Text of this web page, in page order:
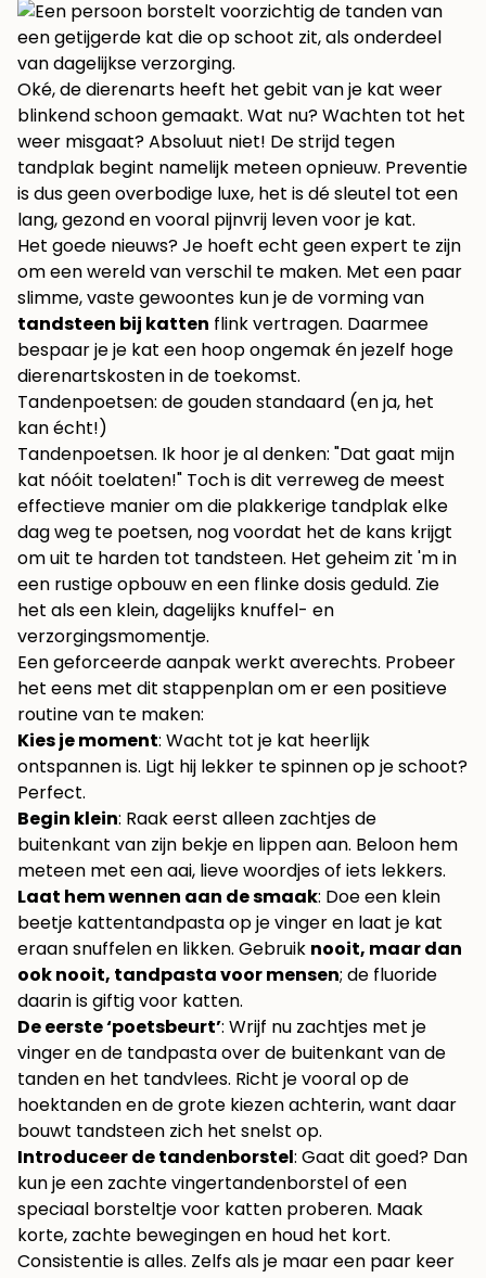
Oké, de dierenarts heeft het gebit van je kat weer
blinkend schoon gemaakt. Wat nu? Wachten tot het
weer misgaat? Absoluut niet! De strijd tegen
tandplak begint namelijk meteen opnieuw. Preventie
is dus geen overbodige luxe, het is dé sleutel tot een
lang, gezond en vooral pijnvrij leven voor je kat.
Het goede nieuws? Je hoeft echt geen expert te zijn
om een wereld van verschil te maken. Met een paar
slimme, vaste gewoontes kun je de vorming van
tandsteen bij katten flink vertragen. Daarmee
bespaar je je kat een hoop ongemak én jezelf hoge
dierenartskosten in de toekomst.
Tandenpoetsen: de gouden standaard (en ja, het
kan écht!)
Tandenpoetsen. Ik hoor je al denken: "Dat gaat mijn
kat nóóit toelaten!" Toch is dit verreweg de meest
effectieve manier om die plakkerige tandplak elke
dag weg te poetsen, nog voordat het de kans krijgt
om uit te harden tot tandsteen. Het geheim zit 'm in
een rustige opbouw en een flinke dosis geduld. Zie
het als een klein, dagelijks knuffel- en
verzorgingsmomentje.
Een geforceerde aanpak werkt averechts. Probeer
het eens met dit stappenplan om er een positieve
routine van te maken:
Kies je moment: Wacht tot je kat heerlijk
ontspannen is. Ligt hij lekker te spinnen op je schoot?
Perfect.
Begin klein: Raak eerst alleen zachtjes de
buitenkant van zijn bekje en lippen aan. Beloon hem
meteen met een aai, lieve woordjes of iets lekkers.
Laat hem wennen aan de smaak: Doe een klein
beetje kattentandpasta op je vinger en laat je kat
eraan snuffelen en likken. Gebruik nooit, maar dan
ook nooit, tandpasta voor mensen; de fluoride
daarin is giftig voor katten.
De eerste ‘poetsbeurt’: Wrijf nu zachtjes met je
vinger en de tandpasta over de buitenkant van de
tanden en het tandvlees. Richt je vooral op de
hoektanden en de grote kiezen achterin, want daar
bouwt tandsteen zich het snelst op.
Introduceer de tandenborstel: Gaat dit goed? Dan
kun je een zachte vingertandenborstel of een
speciaal borsteltje voor katten proberen. Maak
korte, zachte bewegingen en houd het kort.
Consistentie is alles. Zelfs als je maar een paar keer